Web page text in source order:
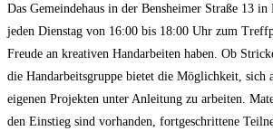
Das Gemeindehaus in der Bensheimer Straße 13
jeden Dienstag von 16:00 bis 18:00 Uhr zum
Freude an kreativen Handarbeiten haben. Ob
die Handarbeitsgruppe bietet die Möglichkeit, sich
eigenen Projekten unter Anleitung zu arbeiten.
den Einstieg sind vorhanden, fortgeschrittene